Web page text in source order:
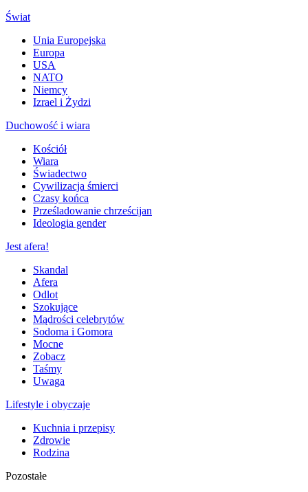
Świat
Unia Europejska
Europa
USA
NATO
Niemcy
Izrael i Żydzi
Duchowość i wiara
Kościół
Wiara
Świadectwo
Cywilizacja śmierci
Czasy końca
Prześladowanie chrześcijan
Ideologia gender
Jest afera!
Skandal
Afera
Odlot
Szokujące
Mądrości celebrytów
Sodoma i Gomora
Mocne
Zobacz
Taśmy
Uwaga
Lifestyle i obyczaje
Kuchnia i przepisy
Zdrowie
Rodzina
Pozostałe